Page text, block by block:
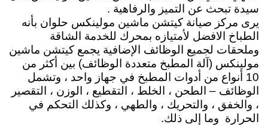
سيدة تبحث عن التميز والرفاهية .
يرى مركز صيانة كيتشن ماشين مولينكس حلوان بأنه
الطباخ الافضل لأمتيازه بمحرك للخدمة الشاقة
وملحقات لجميع الوظائف الإضافية يجمع كيتشن ماشين
مولينكس (آلة المطبخ متعددة الوظائف) بين أكثر من
10 أنواع من أدوات المطبخ في جهاز واحد ، وتشمل
الوظائف – الطحن ، الخلط ، التقطيع ، الوزن ، التقصير
، والخفق ، والتحريك ، والطهي ، وكذلك التحكم في
الحرارة وما إلى ذلك.